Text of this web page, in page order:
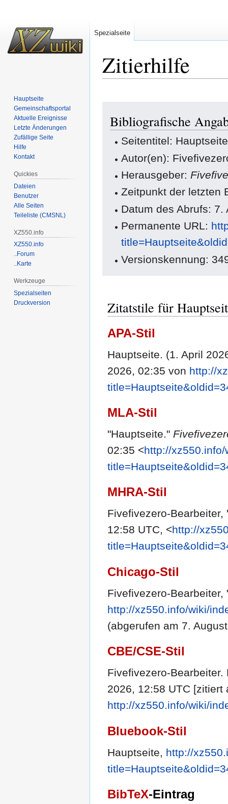
Zitierhilfe
Navigation
springen
Suche
springen
Bibliografische
Seitentitel: Hauptseite
Autor(en):
Herausgeber:
Zeitpunkt der letzten
Datum des Abrufs:
Permanente URL:
Versionskennung:
Zitatstile für
APA-Stil
Hauptseite. (1. April
2026, 02:35 von http://
MLA-Stil
"Hauptseite."
02:35 <http://
MHRA-Stil
Fivefivezero-
12:58 UTC, <http://
Chicago-Stil
Fivefivezero-
http://xz550.info/wiki/
(abgerufen am 7.
CBE/CSE-Stil
Fivefivezero-
2026, 12:58 UTC [zitiert
http://xz550.info/wiki/
Bluebook-Stil
Hauptseite, http://
BibTeX-Eintrag
Spezialseite
Hauptseite
Gemeinschafts­portal
Aktuelle Ereignisse
Letzte Änderungen
Zufällige Seite
Hilfe
Kontakt
Quickies
Dateien
Benutzer
Alle Seiten
Teileliste (CMSNL)
XZ550.info
XZ550.info
..Forum
..Karte
Werkzeuge
Spezialseiten
Druckversion